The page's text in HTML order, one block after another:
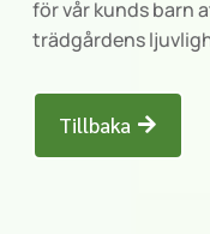
för vår kunds barn
trädgårdens
Tillbaka